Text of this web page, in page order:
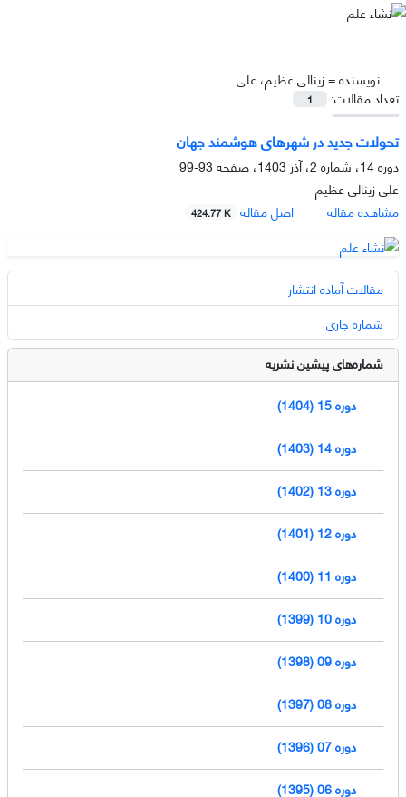
نویسنده =زینالی عظیم، علی
تعداد مقالات:
1
تحولات جدید در شهرهای هوشمند جهان
دوره 14، شماره 2، آذر 1403، صفحه
93-99
علی زینالی عظیم
مشاهده مقاله
اصل مقاله 424.77 K
مقالات آماده انتشار
شماره جاری
شماره‌های پیشین نشریه
دوره 15 (1404)
دوره 14 (1403)
دوره 13 (1402)
دوره 12 (1401)
دوره 11 (1400)
دوره 10 (1399)
دوره 09 (1398)
دوره 08 (1397)
دوره 07 (1396)
دوره 06 (1395)